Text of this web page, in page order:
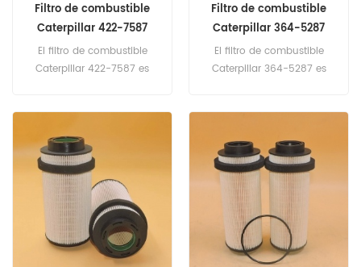
Filtro de combustible
Caterpillar 422-7587
4227587
El filtro de combustible
Caterpillar 422-7587 es
7587, 4227587 Nombre de
la parte: Filtro de
combustible Marca:
Caterpillar
Filtro de combustible
Caterpillar 364-5287
3645287
El filtro de combustible
Caterpillar 364-5287 es
Nombre de la parte: Filtro
de combustible Marca:
Caterpillar